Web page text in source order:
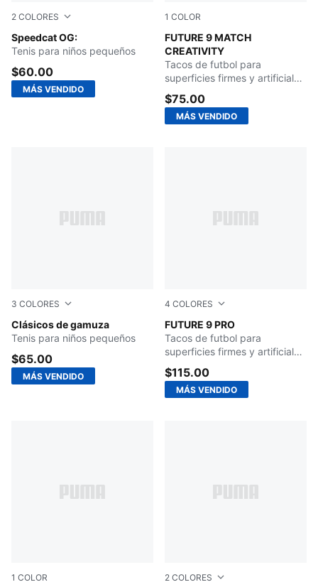
2 COLORES
Speedcat OG:
Puma Black-Puma White
Tenis para niños pequeños
$60.00
MÁS VENDIDO
1 COLOR
FUTURE 9 MATCH
CREATIVITY
Yellow Alert-Mint Jelly-
Tacos de futbol para
superficies firmes y artificiales
para niños grandes
$75.00
MÁS VENDIDO
3 COLORES
Clásicos de gamuza
For All Time Red-PUMA White
Tenis para niños pequeños
$65.00
MÁS VENDIDO
4 COLORES
FUTURE 9 PRO
Icy Blue-Blue Jewel
Tacos de futbol para
superficies firmes y artificiales
para niños
$115.00
MÁS VENDIDO
1 COLOR 2 COLORES